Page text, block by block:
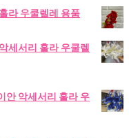
라 우쿨렐레 용품
세서리 훌라 우쿨렐
안 악세서리 훌라 우